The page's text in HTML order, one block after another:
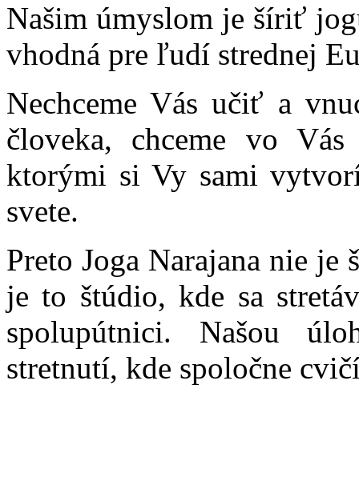
Našim úmyslom je šíriť
vhodná pre ľudí strednej
Nechceme Vás učiť a
človeka, chceme vo
ktorými si Vy sami
svete.
Preto Joga Narajana nie
je to štúdio, kde sa
spolupútnici. Našou
stretnutí, kde spoločne